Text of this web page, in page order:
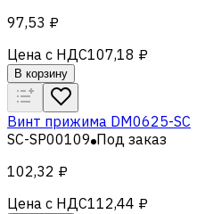
97,53 ₽
Цена с НДС107,18 ₽
В корзину
Винт прижима DM0625-SC
SC-SP00109 Под заказ
102,32 ₽
Цена с НДС112,44 ₽